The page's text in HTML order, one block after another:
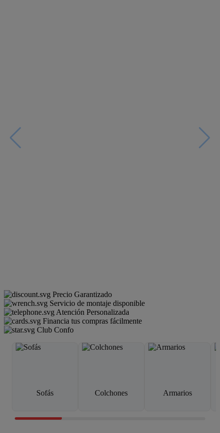
Precio Garantizado
Servicio de montaje disponible
Atención Personalizada
Financia tus compras fácilmente
Club Confo
Sofás Colchones Armarios